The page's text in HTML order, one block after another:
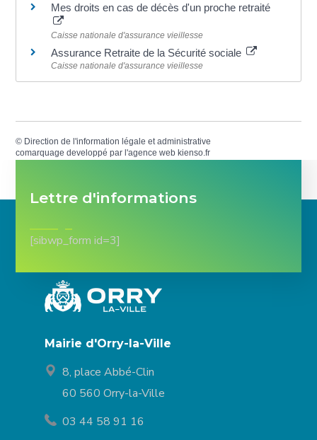
Mes droits en cas de décès d'un proche retraité
Caisse nationale d'assurance vieillesse
Assurance Retraite de la Sécurité sociale
Caisse nationale d'assurance vieillesse
© Direction de l'information légale et administrative
comarquage developpé par l'agence web kienso.fr
Lettre d'informations
[sibwp_form id=3]
Mairie d'Orry-la-Ville
8, place Abbé-Clin
60 560 Orry-la-Ville
03 44 58 91 16